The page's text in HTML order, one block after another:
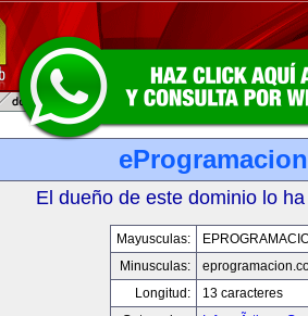
El dueño de este dominio lo
Mayusculas:
Minusculas:
Longitud:
13 caracteres